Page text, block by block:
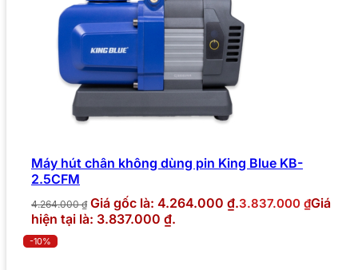
Máy hút chân không dùng pin King Blue KB-
2.5CFM
4.264.000₫ Giá gốc là: 4.264.000 ₫.3.837.000 ₫Giá
hiện tại là: 3.837.000 ₫.
-10%